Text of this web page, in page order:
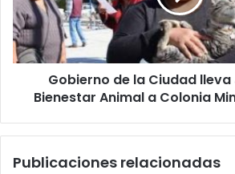
t
l
e
e
p
r
r
n
o
d
u
Gobierno de la Ciudad
Bienestar Animal a Colonia
Publicaciones relacionadas